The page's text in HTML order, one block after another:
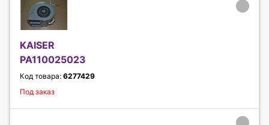
KAISER
PA110025023
Код товара: 6277429
Под заказ